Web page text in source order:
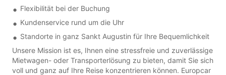
Flexibilität bei der Buchung
Kundenservice rund um die Uhr
Standorte in ganz Sankt Augustin für Ihre Bequemlichkeit
Unsere Mission ist es, Ihnen eine stressfreie und zuverlässige
Mietwagen- oder Transporterlösung zu bieten, damit Sie sich
voll und ganz auf Ihre Reise konzentrieren können. Europcar